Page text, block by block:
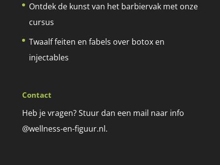
Ontdek de kunst van het barbiervak met onze
cursus
Twaalf feiten en fabels over botox en
injectables
Contact
Heb je vragen? Stuur dan een mail naar info
@wellness-en-figuur.nl.